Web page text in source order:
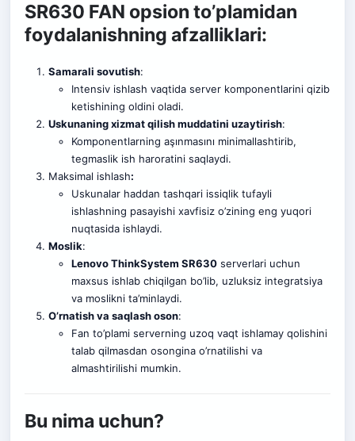
SR630 FAN opsion to’plamidan
foydalanishning afzalliklari:
Samarali sovutish:
Intensiv ishlash vaqtida server komponentlarini qizib
ketishining oldini oladi.
Uskunaning xizmat qilish muddatini uzaytirish:
Komponentlarning aşınmasını minimallashtirib,
tegmaslik ish haroratini saqlaydi.
Maksimal ishlash:
Uskunalar haddan tashqari issiqlik tufayli
ishlashning pasayishi xavfisiz o’zining eng yuqori
nuqtasida ishlaydi.
Moslik:
Lenovo ThinkSystem SR630 serverlari uchun
maxsus ishlab chiqilgan bo’lib, uzluksiz integratsiya
va moslikni ta’minlaydi.
O’rnatish va saqlash oson:
Fan to’plami serverning uzoq vaqt ishlamay qolishini
talab qilmasdan osongina o’rnatilishi va
almashtirilishi mumkin.
Bu nima uchun?